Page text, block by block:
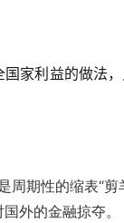
家利益的做法
周期性的缩表“
外的金融掠夺。